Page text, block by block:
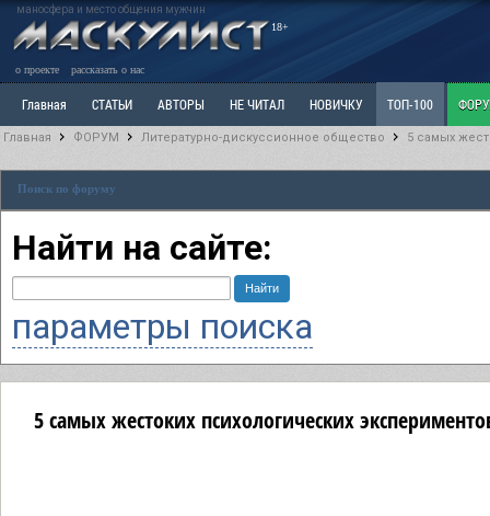
маносфера и место общения мужчин
18+
о проекте рассказать о нас
Главная СТАТЬИ АВТОРЫ НЕ ЧИТАЛ НОВИЧКУ ТОП-100
Ветка: Расстаюсь или Развожусь. САНЧАС Ветка: Наболевшее. Выскажись!
РАЗДЕЛ: Разное
Главная ФОРУМ Литературно-дискуссионное общество 5 самых
Поиск по форуму
Найти на сайте:
параметры поиска
5 самых жестоких психологических